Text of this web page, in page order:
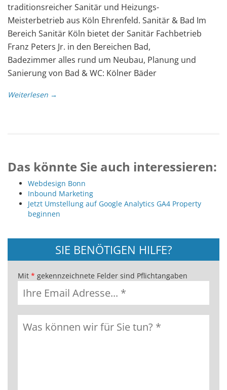
traditionsreicher Sanitär und Heizungs-
Meisterbetrieb aus Köln Ehrenfeld. Sanitär & Bad Im
Bereich Sanitär Köln bietet der Sanitär Fachbetrieb
Franz Peters Jr. in den Bereichen Bad,
Badezimmer alles rund um Neubau, Planung und
Sanierung von Bad & WC: Kölner Bäder
Weiterlesen →
Das könnte Sie auch interessieren:
Webdesign Bonn
Inbound Marketing
Jetzt Umstellung auf Google Analytics GA4 Property
beginnen
SIE BENÖTIGEN HILFE?
Mit * gekennzeichnete Felder sind Pflichtangaben